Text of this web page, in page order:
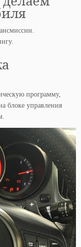
программу,
блоке управления